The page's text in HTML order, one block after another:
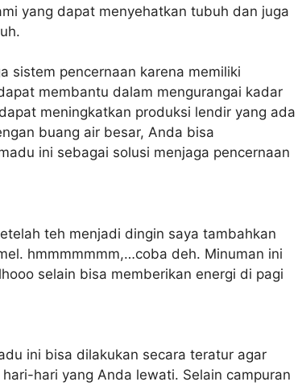
yang dapat menyehatkan tubuh dan juga
sistem pencernaan karena memiliki
membantu dalam mengurangai kadar
meningkatkan produksi lendir yang ada
buang air besar, Anda bisa
ini sebagai solusi menjaga pencernaan
teh menjadi dingin saya tambahkan
hmmmmmmm,…coba deh. Minuman ini
selain bisa memberikan energi di pagi
ini bisa dilakukan secara teratur agar
hari yang Anda lewati. Selain campuran